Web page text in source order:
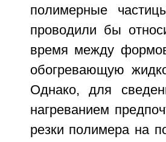
полимерные
проводили бы
время между
обогревающую
Однако, для
нагреванием
резки полимера на